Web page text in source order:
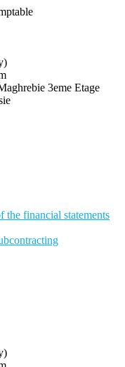
3eme Etage
the financial statements